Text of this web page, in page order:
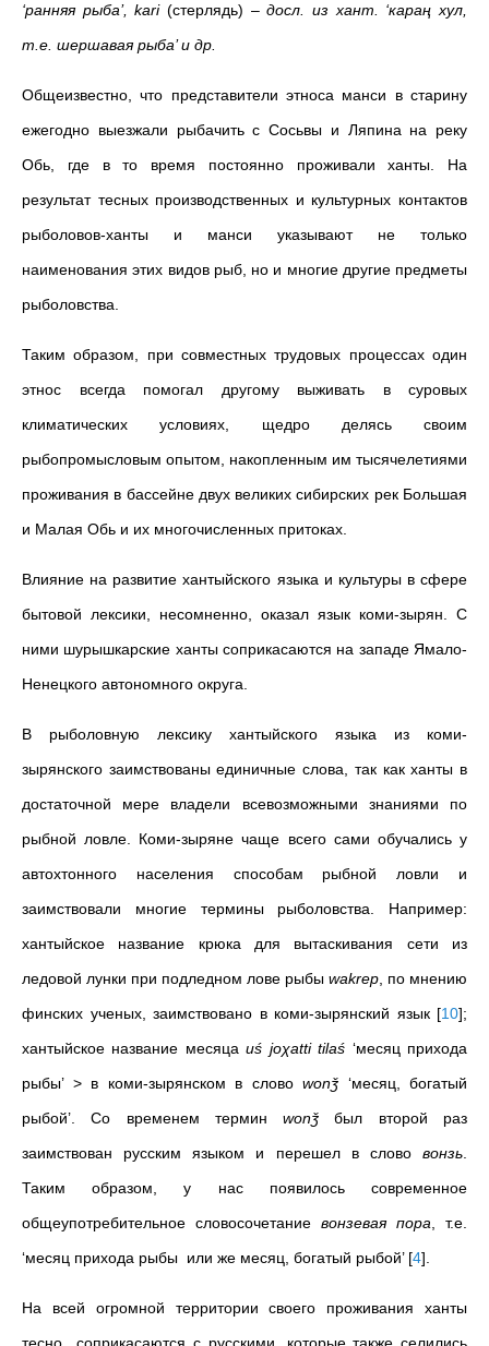
‘ранняя рыба’, kari (стерлядь) –досл. из хант. ‘караң хул,
т.е. шершавая рыба’ и др.
Общеизвестно, что представители этноса манси в старину
ежегодно выезжали рыбачить с Сосьвы и Ляпина на реку
Обь, где в то время постоянно проживали ханты. На
результат тесных производственных и культурных контактов
рыболовов-ханты и манси указывают не только
наименования этих видов рыб, но и многие другие предметы
рыболовства.
Таким образом, при совместных трудовых процессах один
этнос всегда помогал другому выживать в суровых
климатических условиях, щедро делясь своим
рыбопромысловым опытом, накопленным им тысячелетиями
проживания в бассейне двух великих сибирских рек Большая
и Малая Обь и их многочисленных притоках.
Влияние на развитие хантыйского языка и культуры в сфере
бытовой лексики, несомненно, оказал язык коми-зырян. С
ними шурышкарские ханты соприкасаются на западе Ямало-
Ненецкого автономного округа.
В рыболовную лексику хантыйского языка из коми-
зырянского заимствованы единичные слова, так как ханты в
достаточной мере владели всевозможными знаниями по
рыбной ловле. Коми-зыряне чаще всего сами обучались у
автохтонного населения способам рыбной ловли и
заимствовали многие термины рыболовства. Например:
хантыйское название крюка для вытаскивания сети из
ледовой лунки при подледном лове рыбы wakrep , по мнению
финских ученых, заимствовано в коми-зырянский язык [10];
хантыйское название месяцаuś joχatti tilaś ‘месяц прихода
рыбы’ > в коми-зырянском в слово wonǯ ‘месяц, богатый
рыбой’. Со временем терминwonǯбыл второй раз
заимствован русским языком и перешел в слово вонзь
Таким образом, у нас появилось современное
общеупотребительное словосочетание вонзевая пора , т.е.
‘месяц прихода рыбы или же месяц, богатый рыбой’ [4]
На всей огромной территории своего проживания ханты